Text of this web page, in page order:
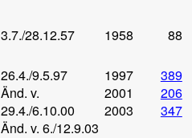
3.7./28.12.57 1958 88
26.4./9.5.97
Änd. v.
29.4./6.10.00
Änd. v. 6./12.9.03
1997
2001
2003
389
206
347